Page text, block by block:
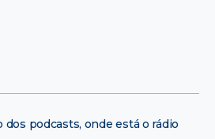
podcasts, onde está o rádio